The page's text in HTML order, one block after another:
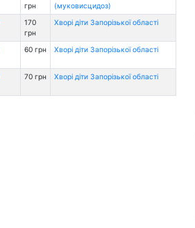
грн
(муковисцидоз)
170
грн
Хворі діти Запорізької області
60 грн Хворі діти Запорізької області
70 грн Хворі діти Запорізької області